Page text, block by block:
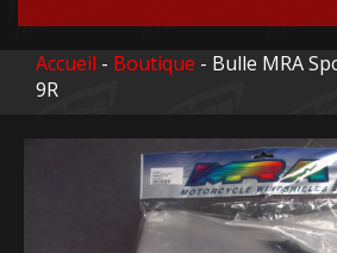
Accueil - Boutique - Bulle MRA
9R